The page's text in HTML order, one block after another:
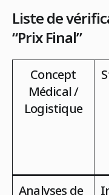
Liste de
“Prix Final”
Concept
Médical /
Logistique
Analyses de